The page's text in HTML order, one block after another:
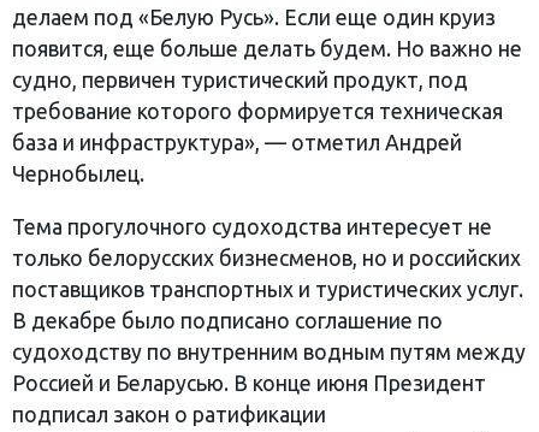
делаем под «Белую Русь». Если еще один круиз
появится, еще больше делать будем. Но важно не
судно, первичен туристический продукт, под
требование которого формируется техническая
база и инфраструктура», — отметил Андрей
Чернобылец.
Тема прогулочного судоходства интересует не
только белорусских бизнесменов, но и российских
поставщиков транспортных и туристических услуг.
В декабре было подписано соглашение по
судоходству по внутренним водным путям между
Россией и Беларусью. В конце июня Президент
подписал закон о ратификации